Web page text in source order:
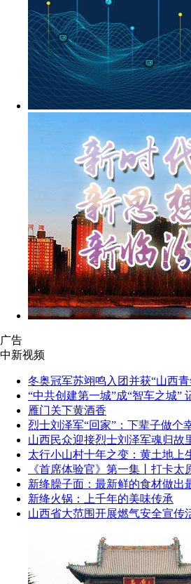
广告
中新视频
冬奥冠军苏翊鸣入团并获“山西
“中共创建第一城”成“智车之城”
雁门关下黄酒香
烈士刘泽军“回家”：下辈子做个
山西民众迎接烈士刘泽军魂归故
太行小山村十年之变：黄土地上
《首席体验官》第一集丨打卡太
新绛臊子面：最新鲜的食材做出
新绛火锅：上千年的美味传承
山西省大范围开展燃气安全宣传